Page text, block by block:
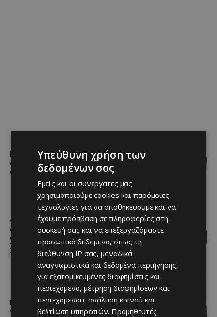
Η Αλεξάνδρα Μπουνάτσα έρχεται
στη Σκαρίνου για μια ξεχωριστή live
εμφάνιση
44ο ΦΕΣΤΙΒΑΛ ΛΕΥΚΑΡΩΝ: Τα
Λεύκαρα τίμησαν έναν δικό τους
άνθρωπο – Το όνομα του Σάββα
Ξενοφώντος στο Κέντρο
Χειροτεχνίας Λευκάρων
Εκεί που το φουντούκι γίνεται
γιορτή: Ο Πολύστυπος στήνει (ξανά)
Υπεύθυνη χρήση των
δεδομένων σας
Εμείς και οι συνεργάτες μας
χρησιμοποιούμε cookies και παρόμοιες
τεχνολογίες για να αποθηκεύουμε και να
έχουμε πρόσβαση σε πληροφορίες στη
συσκευή σας και να επεξεργαζόμαστε
προσωπικά δεδομένα, όπως τη
διεύθυνση IP σας, μοναδικά
αναγνωριστικά και δεδομένα περιήγησης,
για εξατομικευμένες διαφημίσεις και
περιεχόμενο, μέτρηση διαφημίσεων και
περιεχομένου, ανάλυση κοινού και
βελτίωση υπηρεσιών. Προμηθευτές